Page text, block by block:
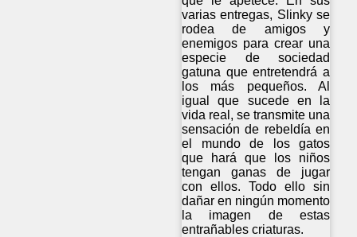
varias entregas, Slinky se
rodea de amigos y
enemigos para crear una
especie de sociedad
gatuna que entretendrá a
los más pequeños. Al
igual que sucede en la
vida real, se transmite una
sensación de rebeldía en
el mundo de los gatos
que hará que los niños
tengan ganas de jugar
con ellos. Todo ello sin
dañar en ningún momento
la imagen de estas
entrañables criaturas.